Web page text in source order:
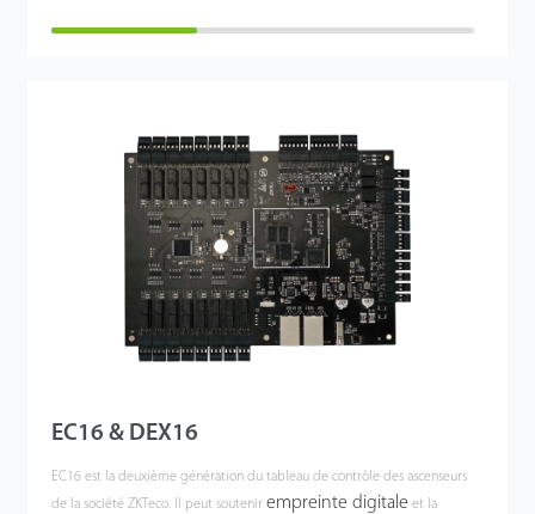
EC16 & DEX16
EC16 est la deuxième génération du tableau de contrôle des ascenseurs
de la société ZKTeco. Il peut soutenirempreinte digitale et la